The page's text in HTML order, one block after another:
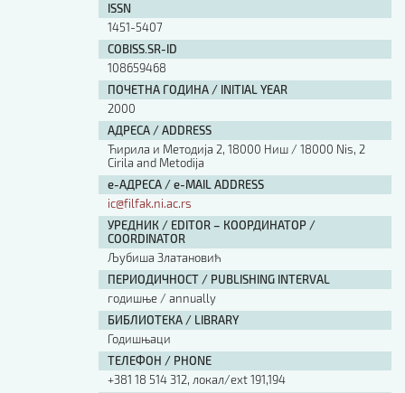
ISSN
1451-5407
COBISS.SR-ID
108659468
ПОЧЕТНА ГОДИНА / INITIAL YEAR
2000
АДРЕСА / ADDRESS
Ћирила и Методија 2, 18000 Ниш / 18000 Nis, 2
Cirila and Metodija
е-АДРЕСА / e-MAIL ADDRESS
ic@filfak.ni.ac.rs
УРЕДНИК / EDITOR – КООРДИНАТОР /
COORDINATOR
Љубиша Златановић
ПЕРИОДИЧНОСТ / PUBLISHING INTERVAL
годишње / annually
БИБЛИОТЕКА / LIBRARY
Годишњаци
ТЕЛЕФОН / PHONE
+381 18 514 312, локал/ext 191,194